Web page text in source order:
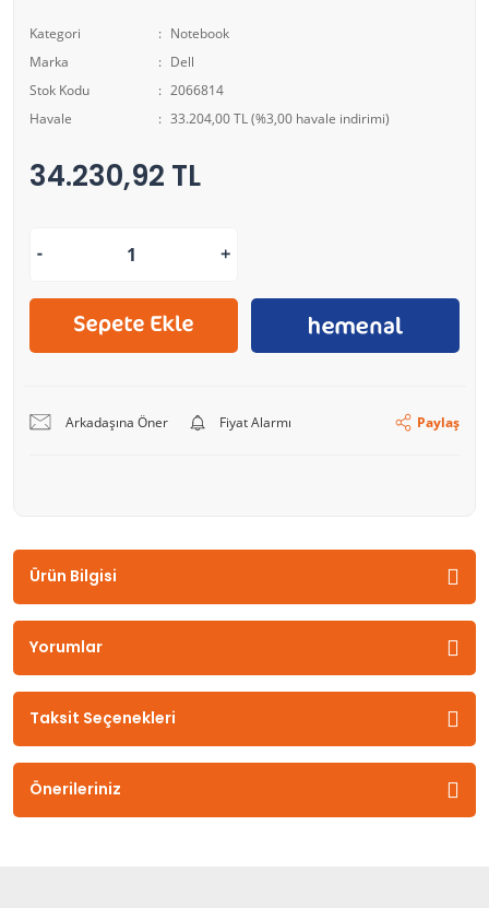
Kategori
Notebook
Marka
Dell
Stok Kodu
2066814
Havale
33.204,00 TL (%3,00 havale indirimi)
34.230,92 TL
Arkadaşına Öner Fiyat Alarmı Paylaş
Ürün Bilgisi
Yorumlar
Taksit Seçenekleri
Önerileriniz